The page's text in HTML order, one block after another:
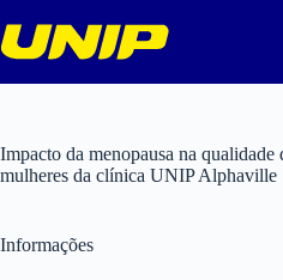
para
o
Impacto da menopausa na qualidade
mulheres da clínica UNIP Alphaville
Informações